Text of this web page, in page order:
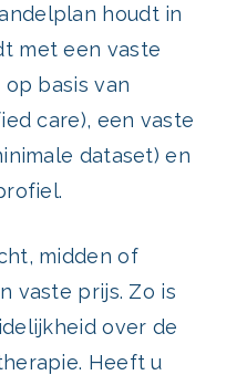
houdt in
met een vaste
basis van
care), een vaste
dataset) en
midden of
vaste prijs. Zo is
over de
Heeft u